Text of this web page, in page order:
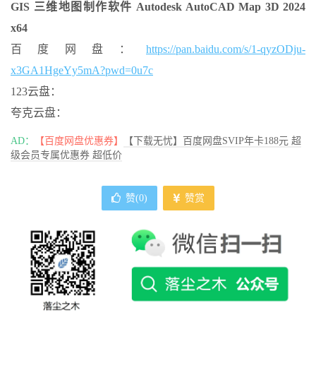
GIS 三维地图制作软件 Autodesk AutoCAD Map 3D 2024
x64
百度网盘： https://pan.baidu.com/s/1-qyzODju-
x3GA1HgeYy5mA?pwd=0u7c
123云盘：
夸克云盘：
AD： 【百度网盘优惠券】
【下载无忧】百度网盘SVIP年卡188元 超
级会员专属优惠券 超低价
赞(0) 赞赏